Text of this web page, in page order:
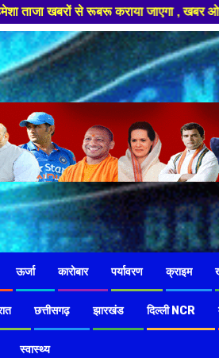
, खबर ओर विज्ञापन के लिए संपर्क करे
ऊर्जा कारोबार पर्यावरण क्राइम
छत्तीसगढ़ झारखंड दिल्ली NCR
स्वास्थ्य